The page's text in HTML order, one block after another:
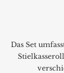
Das Set